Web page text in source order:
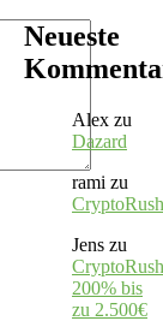
Neueste
Alex zu
Dazard
rami zu
CryptoRush
Jens zu
200% bis
zu 2.500€